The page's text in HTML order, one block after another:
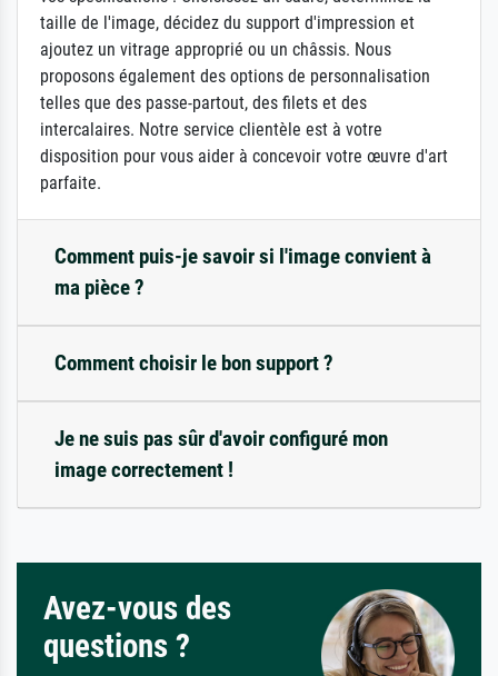
taille de l'image, décidez du support d'impression et
ajoutez un vitrage approprié ou un châssis. Nous
proposons également des options de personnalisation
telles que des passe-partout, des filets et des
intercalaires. Notre service clientèle est à votre
disposition pour vous aider à concevoir votre œuvre d'art
parfaite.
Comment puis-je savoir si l'image convient à
ma pièce ?
Comment choisir le bon support ?
Je ne suis pas sûr d'avoir configuré mon
image correctement !
Avez-vous des
questions ?